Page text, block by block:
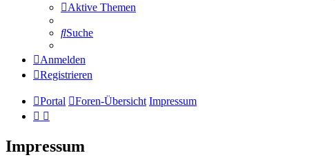
Aktive Themen
Suche
Anmelden
Registrieren
Portal Foren-Übersicht Impressum
Impressum